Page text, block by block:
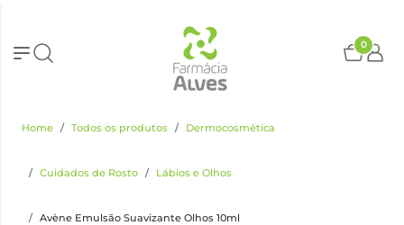
0
Home Todos os produtos Dermocosmética
Cuidados de Rosto Lábios e Olhos
Avène Emulsão Suavizante Olhos 10ml